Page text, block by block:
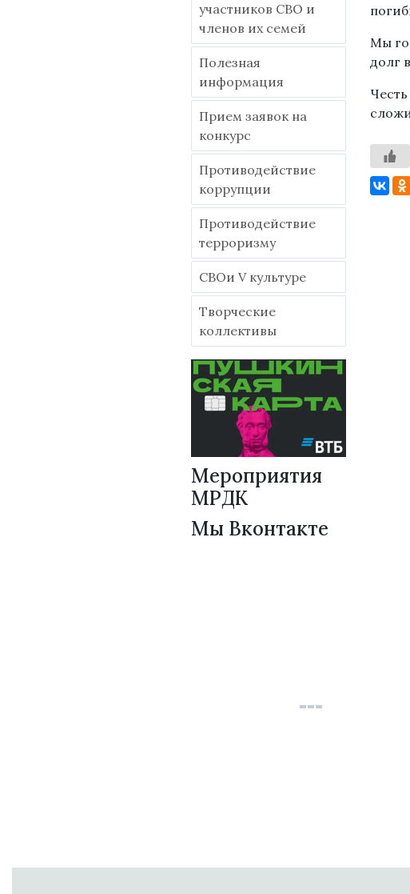
участников СВО и
членов их семей
Полезная
информация
Прием заявок на
конкурс
Противодействие
коррупции
Противодействие
терроризму
СВОи V культуре
Творческие
коллективы
Мероприятия
МРДК
Мы Вконтакте
Мы
долг